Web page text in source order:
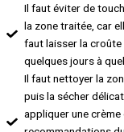
Il faut éviter de
la zone traitée, car
faut laisser la
quelques jours à
Il faut nettoyer la
puis la sécher
appliquer une